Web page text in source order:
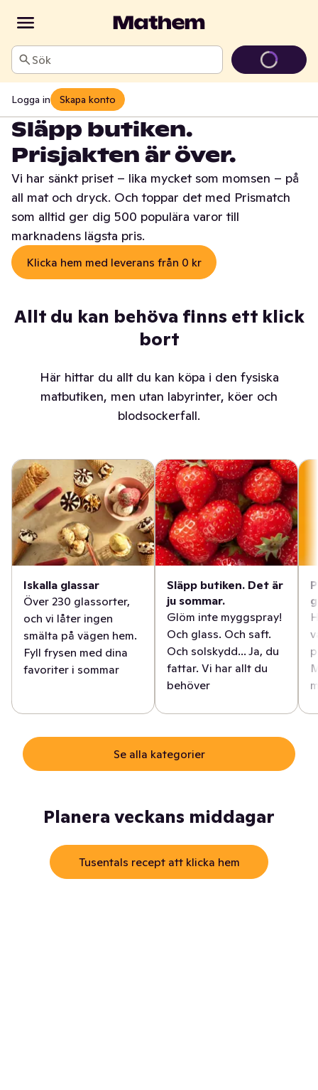
Sök
Logga in Skapa konto
Släpp butiken.
Prisjakten är över.
Vi har sänkt priset – lika mycket som momsen – på
all mat och dryck. Och toppar det med Prismatch
som alltid ger dig 500 populära varor till
marknadens lägsta pris.
Klicka hem med leverans från 0 kr
Allt du kan behöva finns ett klick
bort
Här hittar du allt du kan köpa i den fysiska
matbutiken, men utan labyrinter, köer och
blodsockerfall.
Iskalla glassar
Över 230 glassorter,
och vi låter ingen
smälta på vägen hem.
Fyll frysen med dina
favoriter i sommar
Släpp butiken. Det är
ju sommar.
Glöm inte myggspray!
Och glass. Och saft.
Och solskydd... Ja, du
fattar. Vi har allt du
behöver
Se alla kategorier
Planera veckans middagar
Tusentals recept att klicka hem